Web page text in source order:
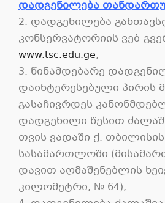
დადგენილება
2. დადგენილება
კონსერვატორიის ვებ-
www.tsc.edu.ge;
3. წინამდებარე
დაინტერესებული პირის
გასაჩივრდეს
დადგენილი წესით
თვის ვადაში ქ.
სასამართლოში
დავით აღმაშენებლის
კილომეტრი, № 64);